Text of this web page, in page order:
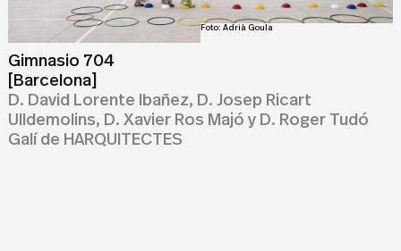
Gimnasio 704
[Barcelona]
D. David Lorente Ibañez, D. Josep Ricart
Ulldemolins, D. Xavier Ros Majó y D. Roger Tudó
Galí de HARQUITECTES
Foto: Adrià Goula